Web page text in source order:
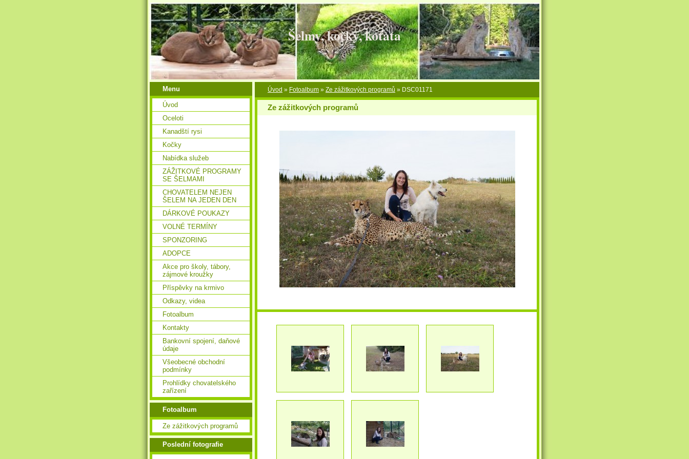
Šelmy, kočky, koťata
Úvod » Fotoalbum » Ze zážitkových programů » DSC01171
Ze zážitkových programů
Menu
Úvod
Oceloti
Kanadští rysi
Kočky
Nabídka služeb
ZÁŽITKOVÉ PROGRAMY
SE ŠELMAMI
CHOVATELEM NEJEN
ŠELEM NA JEDEN DEN
DÁRKOVÉ POUKAZY
VOLNÉ TERMÍNY
SPONZORING
ADOPCE
Akce pro školy, tábory,
zájmové kroužky
Příspěvky na krmivo
Odkazy, videa
Fotoalbum
Kontakty
Bankovní spojení, daňové
údaje
Všeobecné obchodní
podmínky
Prohlídky chovatelského
zařízení
Fotoalbum
Ze zážitkových programů
Poslední fotografie